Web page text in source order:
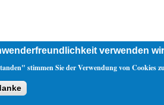
verwenden
stimmen Sie der Verwendung von Cookies